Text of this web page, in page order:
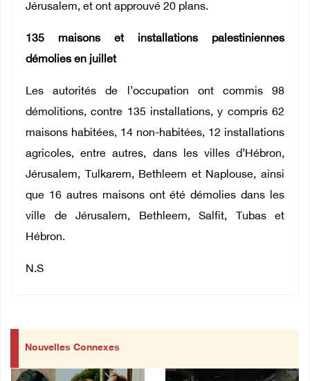
Jérusalem, et ont approuvé 20 plans.
135 maisons et installations palestiniennes
démolies en juillet
Les autorités de l’occupation ont commis 98
démolitions, contre 135 installations, y compris 62
maisons habitées, 14 non-habitées, 12 installations
agricoles, entre autres, dans les villes d’Hébron,
Jérusalem, Tulkarem, Bethleem et Naplouse, ainsi
que 16 autres maisons ont été démolies dans les
ville de Jérusalem, Bethleem, Salfit, Tubas et
Hébron.
N.S
Nouvelles Connexes